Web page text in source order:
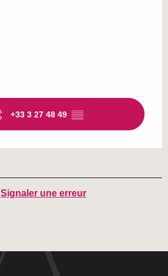
+33 3 27 48 49 ▒▒
Signaler une erreur